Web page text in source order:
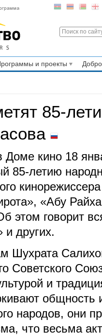
и проекты
85-
Доме кино 18
85-летию
«Абу
этом говорит
и других.
Шухрата
Советского
и
общность
народов, они
что весьма